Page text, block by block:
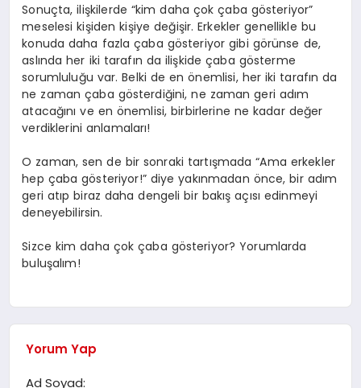
Sonuçta, ilişkilerde “kim daha çok çaba gösteriyor”
meselesi kişiden kişiye değişir. Erkekler genellikle bu
konuda daha fazla çaba gösteriyor gibi görünse de,
aslında her iki tarafın da ilişkide çaba gösterme
sorumluluğu var. Belki de en önemlisi, her iki tarafın da
ne zaman çaba gösterdiğini, ne zaman geri adım
atacağını ve en önemlisi, birbirlerine ne kadar değer
verdiklerini anlamaları!
O zaman, sen de bir sonraki tartışmada “Ama erkekler
hep çaba gösteriyor!” diye yakınmadan önce, bir adım
geri atıp biraz daha dengeli bir bakış açısı edinmeyi
deneyebilirsin.
Sizce kim daha çok çaba gösteriyor? Yorumlarda
buluşalım!
Yorum Yap
Ad Soyad: